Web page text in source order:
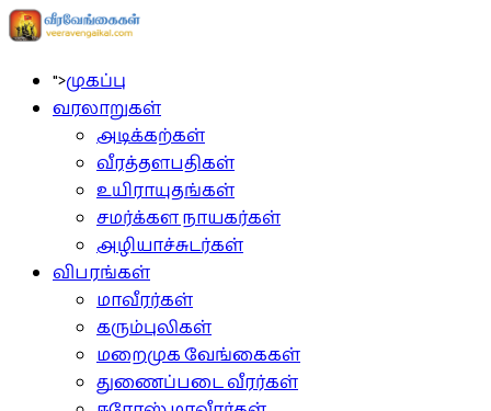
">முகப்பு
வரலாறுகள்
அடிக்கற்கள்
வீரத்தளபதிகள்
உயிராயுதங்கள்
சமர்க்கள நாயகர்கள்
அழியாச்சுடர்கள்
விபரங்கள்
மாவீரர்கள்
கரும்புலிகள்
மறைமுக வேங்கைகள்
துணைப்படை வீரர்கள்